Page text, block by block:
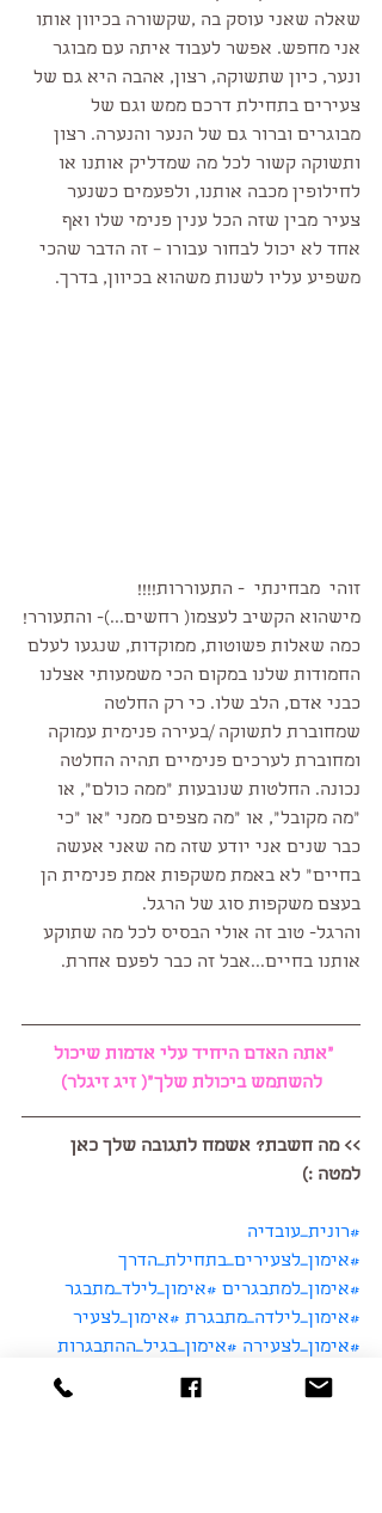
שאלה שאני עוסק בה ,שקשורה בכיוון אותו
אני מחפש. אפשר לעבוד איתה עם מבוגר
ונער, כיון שתשוקה, רצון, אהבה היא גם של
צעירים בתחילת דרכם ממש וגם של
מבוגרים וברור גם של הנער והנערה. רצון
ותשוקה קשור לכל מה שמדליק אותנו או
לחילופין מכבה אותנו, ולפעמים כשנער
צעיר מבין שזה הכל ענין פנימי שלו ואף
אחד לא יכול לבחור עבורו – זה הדבר שהכי
משפיע עליו לשנות משהוא בכיוון, בדרך.
זוהי  מבחינתי  - התעוררות!!!!
מישהוא הקשיב לעצמו( רחשים...)- והתעורר!
כמה שאלות פשוטות, ממוקדות, שנגעו לעלם
החמודות שלנו במקום הכי משמעותי אצלנו
כבני אדם, הלב שלו. כי רק החלטה
שמחוברת לתשוקה /בעירה פנימית עמוקה
ומחוברת לערכים פנימיים תהיה החלטה
נכונה. החלטות שנובעות "ממה כולם", או
"מה מקובל", או "מה מצפים ממני "או "כי
כבר שנים אני יודע שזה מה שאני אעשה
בחיים" לא באמת משקפות אמת פנימית הן
בעצם משקפות סוג של הרגל.
והרגל- טוב זה אולי הבסיס לכל מה שתוקע
אותנו בחיים...אבל זה כבר לפעם אחרת.
"אתה האדם היחיד עלי אדמות שיכול
להשתמש ביכולת שלך"( זיג זיגלר)
>> מה חשבת? אשמח לתגובה שלך כאן
למטה :)
#רונית_עובדיה
#אימון_לצעירים_בתחילת_הדרך
#אימון_למתבגרים #אימון_לילד_מתבגר
#אימון_לילדה_מתבגרת #אימון_לצעיר
#אימון_לצעירה #אימון_בגיל_ההתבגרות